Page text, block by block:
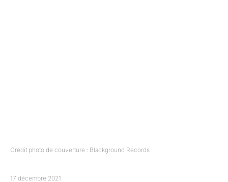
Crédit photo de couverture : Blackground Records
17 décembre 2021